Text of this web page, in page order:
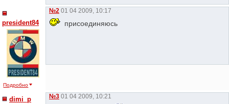
president84
Подробно
№2 01 04 2009, 10:17
присоединяюсь
dimi_p №3 01 04 2009, 10:21